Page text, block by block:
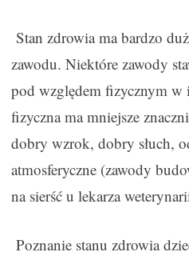
Stan zdrowia ma bardzo
zawodu. Niektóre zawody
pod względem fizycznym w
fizyczna ma mniejsze
dobry wzrok, dobry słuch,
atmosferyczne (zawody
na sierść u lekarza
Poznanie stanu zdrowia